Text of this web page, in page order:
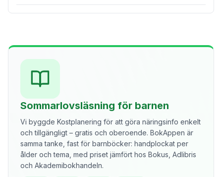
Sommarlovsläsning för barnen
Vi byggde Kostplanering för att göra näringsinfo enkelt
och tillgängligt – gratis och oberoende. BokAppen är
samma tanke, fast för barnböcker: handplockat per
ålder och tema, med priset jämfört hos Bokus, Adlibris
och Akademibokhandeln.